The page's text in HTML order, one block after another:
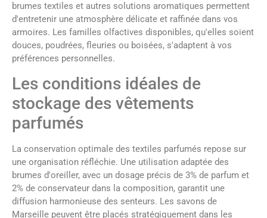
brumes textiles et autres solutions aromatiques permettent
d'entretenir une atmosphère délicate et raffinée dans vos
armoires. Les familles olfactives disponibles, qu'elles soient
douces, poudrées, fleuries ou boisées, s'adaptent à vos
préférences personnelles.
Les conditions idéales de
stockage des vêtements
parfumés
La conservation optimale des textiles parfumés repose sur
une organisation réfléchie. Une utilisation adaptée des
brumes d'oreiller, avec un dosage précis de 3% de parfum et
2% de conservateur dans la composition, garantit une
diffusion harmonieuse des senteurs. Les savons de
Marseille peuvent être placés stratégiquement dans les